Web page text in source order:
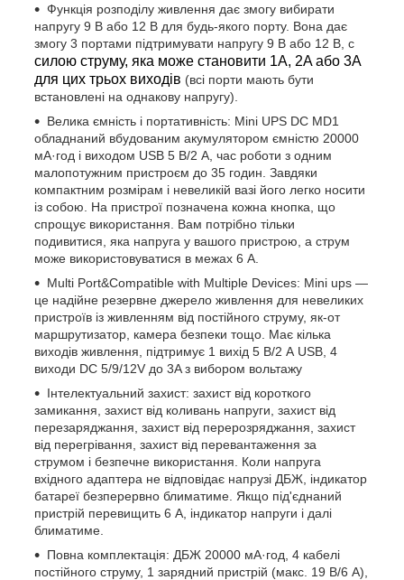
Функція розподілу живлення дає змогу вибирати
напругу 9 В або 12 В для будь-якого порту. Вона дає
змогу 3 портами підтримувати напругу 9 В або 12 В, с
силою струму, яка може становити 1A, 2A або 3A
для цих трьох виходів (всі порти мають бути
встановлені на однакову напругу).
Велика ємність і портативність: Mini UPS DC MD1
обладнаний вбудованим акумулятором ємністю 20000
мА·год і виходом USB 5 В/2 А, час роботи з одним
малопотужним пристроєм до 35 годин. Завдяки
компактним розмірам і невеликій вазі його легко носити
із собою. На пристрої позначена кожна кнопка, що
спрощує використання. Вам потрібно тільки
подивитися, яка напруга у вашого пристрою, а струм
може використовуватися в межах 6 А.
Multi Port&Compatible with Multiple Devices: Mini ups —
це надійне резервне джерело живлення для невеликих
пристроїв із живленням від постійного струму, як-от
маршрутизатор, камера безпеки тощо. Має кілька
виходів живлення, підтримує 1 вихід 5 В/2 А USB, 4
виходи DC 5/9/12V до 3A з вибором вольтажу
Інтелектуальний захист: захист від короткого
замикання, захист від коливань напруги, захист від
перезаряджання, захист від перерозряджання, захист
від перегрівання, захист від перевантаження за
струмом і безпечне використання. Коли напруга
вхідного адаптера не відповідає напрузі ДБЖ, індикатор
батареї безперервно блиматиме. Якщо під'єднаний
пристрій перевищить 6 А, індикатор напруги і далі
блиматиме.
Повна комплектація: ДБЖ 20000 мА·год, 4 кабелі
постійного струму, 1 зарядний пристрій (макс. 19 В/6 А),